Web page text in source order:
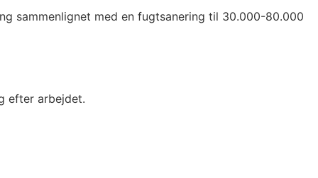
sammenlignet med en fugtsanering til 30.000-80.000
efter arbejdet.